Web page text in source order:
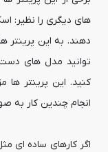
های دیگری را نظیر:
دهند. به این پرینتر
توانید مدل های دست
کنید. این پرینتر ها
انجام چندین کار به
اگر کارهای ساده